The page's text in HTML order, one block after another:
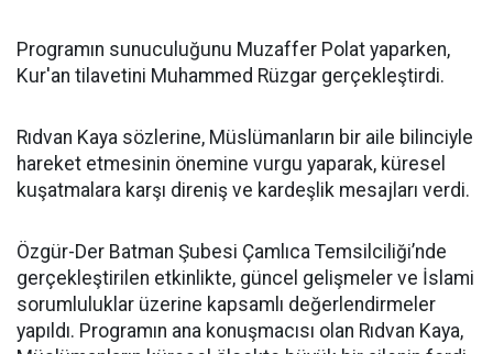
Programın sunuculuğunu Muzaffer Polat yaparken,
Kur'an tilavetini Muhammed Rüzgar gerçekleştirdi.
Rıdvan Kaya sözlerine, Müslümanların bir aile bilinciyle
hareket etmesinin önemine vurgu yaparak, küresel
kuşatmalara karşı direniş ve kardeşlik mesajları verdi.
Özgür-Der Batman Şubesi Çamlıca Temsilciliği’nde
gerçekleştirilen etkinlikte, güncel gelişmeler ve İslami
sorumluluklar üzerine kapsamlı değerlendirmeler
yapıldı. Programın ana konuşmacısı olan Rıdvan Kaya,